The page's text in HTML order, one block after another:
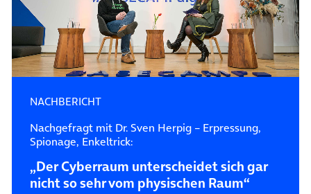
NACHBERICHT
Nachgefragt mit Dr. Sven Herpig – Erpressung,
Spionage, Enkeltrick:
„Der Cyberraum unterscheidet sich gar
nicht so sehr vom physischen Raum“